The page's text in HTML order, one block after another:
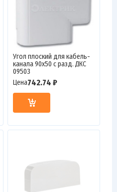
Угол плоский для кабель-
канала 90х50 с разд. ДКС
09503
Цена742.74 ₽